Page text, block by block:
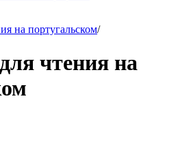
на португальском/
чтения на